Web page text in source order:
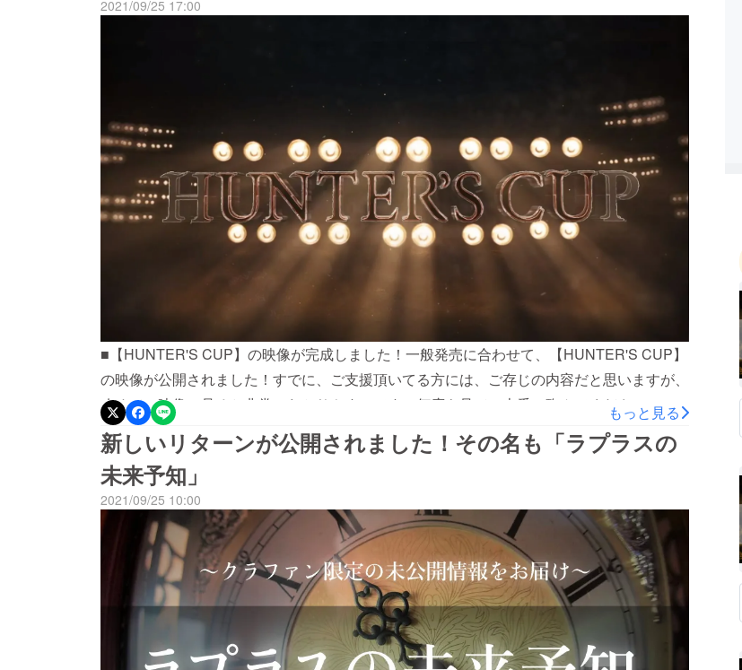
わしい内容になっています！大会本番をお楽しみに！！
2021/09/25 17:00
■【HUNTER'S CUP】の映像が完成しました！一般発売に合わせて、【HUNTER'S CUP】
の映像が公開されました！すでに、ご支援頂いてる方には、ご存じの内容だと思いますが、
改めて、映像に見ると非常にわかりやすいです。何度も見て、本番に臨んでください！
もっと見る
新しいリターンが公開されました！その名も「ラプラスの
未来予知」
2021/09/25 10:00